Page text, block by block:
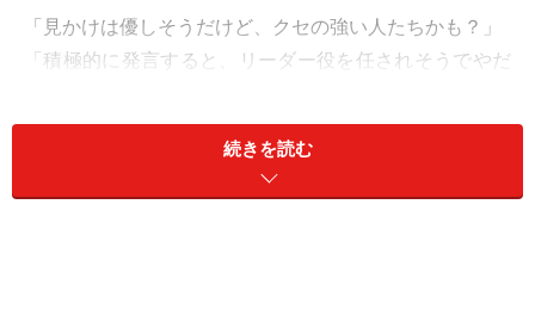
「見かけは優しそうだけど、クセの強い人たちかも？」
「積極的に発言すると、リーダー役を任されそうでやだ
「そのうち、自分だけ仲間外れにされたらどうしよう」
というように、気を揉んでしまうものです。
続きを読む